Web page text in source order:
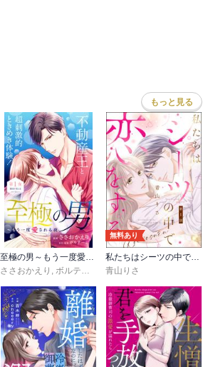
もっと見る
至極の男～もう一度愛される夜［ｃｏｍｉｃ ｔｉｎｔ］ 分冊版
ささおかえり , ボルテージ
無料あり
私たちはシーツの中で恋をする（分冊版）
青山りさ